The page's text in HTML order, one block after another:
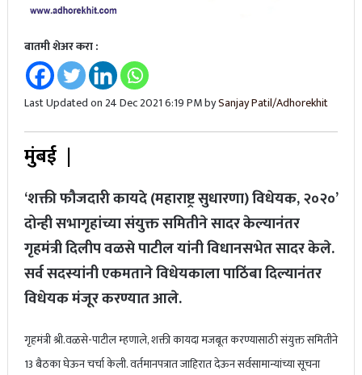
बातमी शेअर करा :
Last Updated on 24 Dec 2021 6:19 PM bySanjay Patil/Adhorekhit
मुंबई |
‘शक्ती फौजदारी कायदे (महाराष्ट्र सुधारणा) विधेयक, २०२०’
दोन्ही सभागृहांच्या संयुक्त समितीने सादर केल्यानंतर
गृहमंत्री दिलीप वळसे पाटील यांनी विधानसभेत सादर केले.
सर्व सदस्यांनी एकमताने विधेयकाला पाठिंबा दिल्यानंतर
विधेयक मंजूर करण्यात आले.
गृहमंत्री श्री.वळसे-पाटील म्हणाले, शक्ती कायदा मजबूत करण्यासाठी संयुक्त समितीने
13 बैठका घेऊन चर्चा केली.‌ वर्तमानपत्रात जाहिरात देऊन सर्वसामान्यांच्या सूचना